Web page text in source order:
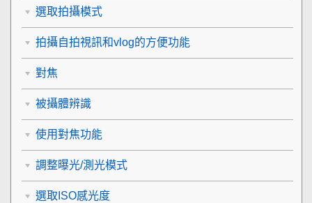
選取拍攝模式
拍攝自拍視訊和vlog的方便功能
對焦
被攝體辨識
使用對焦功能
調整曝光/測光模式
選取ISO感光度